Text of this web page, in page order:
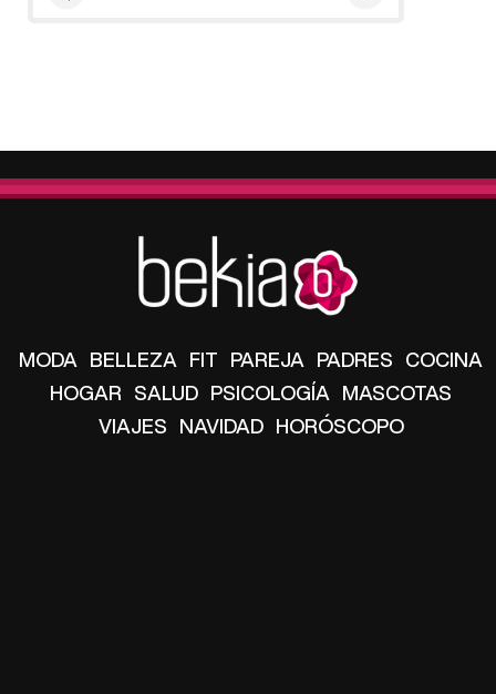
MODA BELLEZA FIT PAREJA PADRES COCINA
HOGAR SALUD PSICOLOGÍA MASCOTAS
VIAJES NAVIDAD HORÓSCOPO